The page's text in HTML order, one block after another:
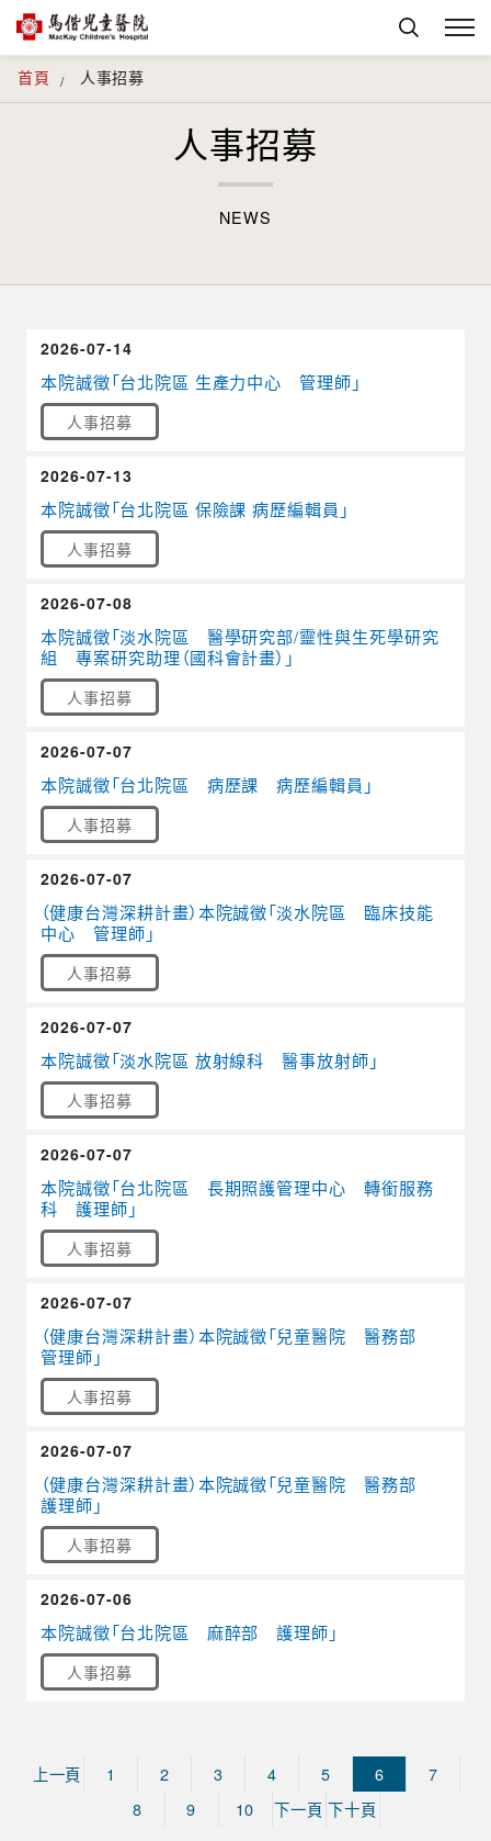
首頁 人事招募
人事招募
NEWS
本院誠徵「台北院區 生產力中心 管理師」
人事招募
2026-07-14
本院誠徵「台北院區 保險課 病歷編輯員」
人事招募
2026-07-13
本院誠徵「淡水院區 醫學研究部/靈性與生死學研究
組 專案研究助理（國科會計畫）」
人事招募
2026-07-08
本院誠徵「台北院區 病歷課 病歷編輯員」
人事招募
2026-07-07
（健康台灣深耕計畫）本院誠徵「淡水院區 臨床技能
中心 管理師」
人事招募
2026-07-07
本院誠徵「淡水院區 放射線科 醫事放射師」
人事招募
2026-07-07
本院誠徵「台北院區 長期照護管理中心 轉銜服務
科 護理師」
人事招募
2026-07-07
（健康台灣深耕計畫）本院誠徵「兒童醫院 醫務部
管理師」
人事招募
2026-07-07
（健康台灣深耕計畫）本院誠徵「兒童醫院 醫務部
護理師」
人事招募
2026-07-07
本院誠徵「台北院區 麻醉部 護理師」
人事招募
2026-07-06
上一頁 1 2 3 4 5 6
7
8
9 10 下一頁 下十頁